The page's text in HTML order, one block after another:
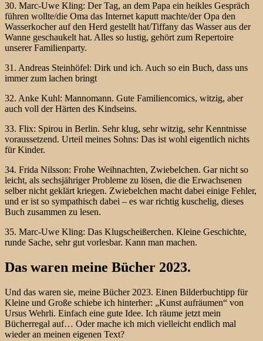
30. Marc-Uwe Kling: Der Tag, an dem Papa ein heikles Gespräch
führen wollte/die Oma das Internet kaputt machte/der Opa den
Wasserkocher auf den Herd gestellt hat/Tiffany das Wasser aus der
Wanne geschaukelt hat. Alles so lustig, gehört zum Repertoire
unserer Familienparty.
31. Andreas Steinhöfel: Dirk und ich. Auch so ein Buch, dass uns
immer zum lachen bringt
32. Anke Kuhl: Mannomann. Gute Familiencomics, witzig, aber
auch voll der Härten des Kindseins.
33. Flix: Spirou in Berlin. Sehr klug, sehr witzig, sehr Kenntnisse
voraussetzend. Urteil meines Sohns: Das ist wohl eigentlich nichts
für Kinder.
34. Frida Nilsson: Frohe Weihnachten, Zwiebelchen. Gar nicht so
leicht, als sechsjähriger Probleme zu lösen, die die Erwachsenen
selber nicht geklärt kriegen. Zwiebelchen macht dabei einige Fehler,
und er ist so sympathisch dabei – es war richtig kuschelig, dieses
Buch zusammen zu lesen.
35. Marc-Uwe Kling: Das Klugscheißerchen. Kleine Geschichte,
runde Sache, sehr gut vorlesbar. Kann man machen.
Das waren meine Bücher 2023.
Und das waren sie, meine Bücher 2023. Einen Bilderbuchtipp für
Kleine und Große schiebe ich hinterher: „Kunst aufräumen“ von
Ursus Wehrli. Einfach eine gute Idee. Ich räume jetzt mein
Bücherregal auf… Oder mache ich mich vielleicht endlich mal
wieder an meinen eigenen Text?